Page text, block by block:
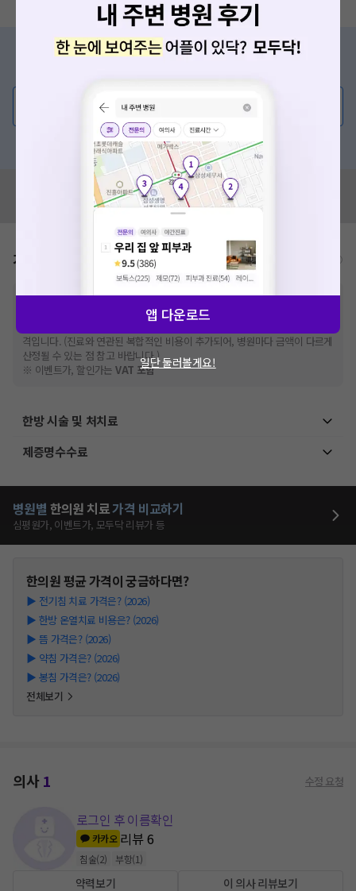
증상/치료, 궁금한 점이 있나요?
💬 무엇이든 물어보세요
혹은, 의료상담 서비스에 다양한 게시글 보러가기
혹시 잘못된 병원정보가 있나요?
모두닥 팀에 알려주세요!
가격표 비급여/급여 진료란?
※비급여 항목의 경우,추가비용 등으로 실제 가격과 상이할 수 있으니, 정확
한 가격은 해당 의료기관에 직접 문의해주세요.
건강보험심사평가원
격입니다. (진료와 연관된 복합적인 비용이 추가되어, 병원마다 금액이 다르게
산정될 수 있는 점 참고 바랍니다.)
※ 이벤트가, 할인가는VAT 포함
한방 시술 및 처치료
제증명수수료
병원별 한의원 치료가격 비교하기
심평원가, 이벤트가, 모두닥 리뷰가 등
한의원평균 가격이 궁금하다면?
▶ 전기침 치료 가격은? (2026)
▶ 한방 온열치료 비용은? (2026)
▶ 뜸 가격은? (2026)
▶ 약침 가격은? (2026)
▶ 봉침 가격은? (2026)
전체보기
의사1 수정 요청
로그인 후 이름확인
카카오 리뷰6
침술(2) 부항(1)
약력보기 이 의사 리뷰보기
앱 다운로드
일단 둘러볼게요!